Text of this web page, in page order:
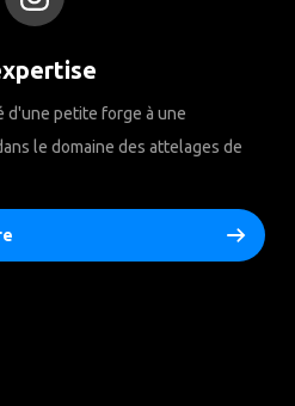
d'une petite forge à une
le domaine des attelages de